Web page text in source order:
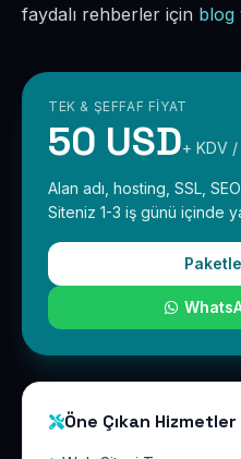
faydalı rehberler için blog
TEK & ŞEFFAF FIYAT
50 USD+ KDV /
Alan adı, hosting, SSL,
Siteniz 1-3 iş günü içinde
Öne Çıkan Hizmetler